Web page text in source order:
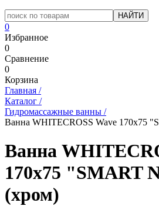
0
Избранное
0
Сравнение
0
Корзина
Главная /
Каталог /
Гидромассажные ванны /
Ванна WHITECROSS Wave 170x75
Ванна
170x75 "SMART
(хром)